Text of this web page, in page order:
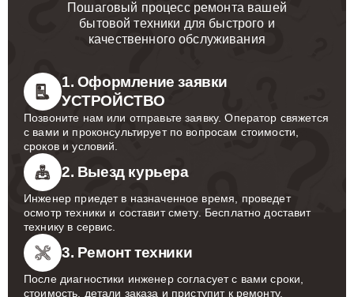
Пошаговый процесс ремонта вашей
бытовой техники для быстрого и
качественного обслуживания
1. Оформление заявки
УСТРОЙСТВО
Позвоните нам или отправьте заявку. Оператор свяжется
с вами и проконсультирует по вопросам стоимости,
сроков и условий.
2. Выезд курьера
Инженер приедет в назначенное время, проведет
осмотр техники и составит смету. Бесплатно доставит
технику в сервис.
3. Ремонт техники
После диагностики инженер согласует с вами сроки,
стоимость, детали заказа и приступит к ремонту.